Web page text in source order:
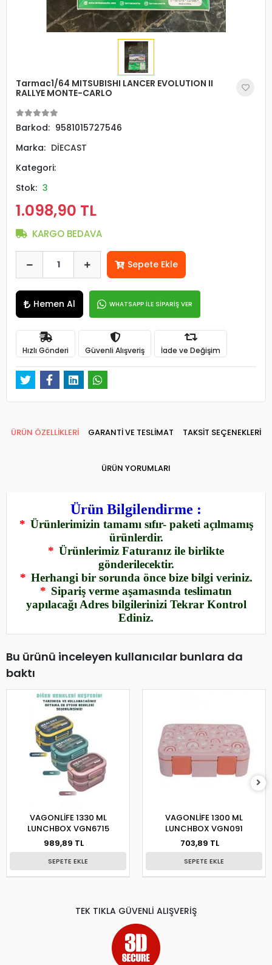
Tarmac1/64 MITSUBISHI LANCER EVOLUTION II
RALLYE MONTE-CARLO
Barkod: 9581015727546
Marka: DİECAST
Kategori:
Stok: 3
1.098,90 TL
KARGO BEDAVA
Sepete Ekle
Hemen Al WHATSAPP İLE SİPARİŞ VER
Hızlı Gönderi Güvenli Alışveriş İade ve Değişim
ÜRÜN ÖZELLİKLERİ GARANTİ VE TESLİMAT TAKSİT SEÇENEKLERİ
ÜRÜN YORUMLARI
Ürün Bilgilendirme :
* Ürünlerimizin tamamı sıfır- paketi açılmamış
ürünlerdir.
* Ürünlerimiz Faturanız ile birlikte
gönderilecektir.
* Herhangi bir sorunda önce bize bilgi veriniz.
* Sipariş verme aşamasında teslimatın
yapılacağı Adres bilgilerinizi Tekrar Kontrol
Ediniz.
Bu ürünü inceleyen kullanıcılar bunlara da
baktı
VAGONLİFE 1330 ML
LUNCHBOX VGN6715
989,89 TL
SEPETE EKLE
VAGONLİFE 1300 ML
LUNCHBOX VGN091
703,89 TL
SEPETE EKLE
TEK TIKLA GÜVENLİ ALIŞVERİŞ